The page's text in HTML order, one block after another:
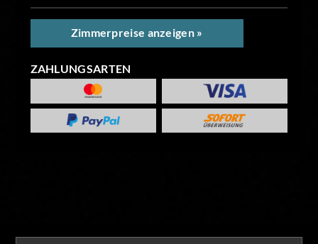
Zimmerpreise anzeigen »
ZAHLUNGSARTEN